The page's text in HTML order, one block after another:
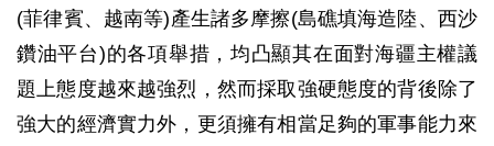
(菲律賓、越南等)產生諸多摩擦(島礁填海造陸、西沙
鑽油平台)的各項舉措，均凸顯其在面對海疆主權議
題上態度越來越強烈，然而採取強硬態度的背後除了
強大的經濟實力外，更須擁有相當足夠的軍事能力來